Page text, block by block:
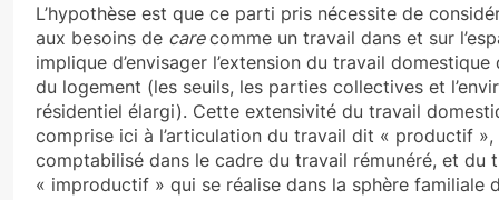
L’hypothèse est que ce parti pris nécessite de
aux besoins de carecomme un travail dans et sur
implique d’envisager l’extension du travail
du logement (les seuils, les parties collectives et
résidentiel élargi). Cette extensivité du travail
comprise ici à l’articulation du travail dit « productif
comptabilisé dans le cadre du travail rémunéré, et du
« improductif » qui se réalise dans la sphère familiale